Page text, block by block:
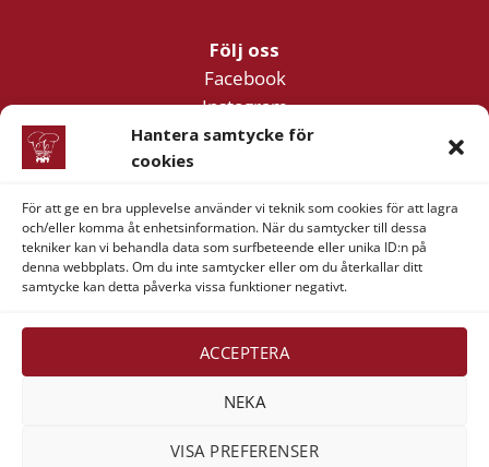
Hantera samtycke för
cookies
För att ge en bra upplevelse använder vi teknik som cookies för att lagra
och/eller komma åt enhetsinformation. När du samtycker till dessa
tekniker kan vi behandla data som surfbeteende eller unika ID:n på
denna webbplats. Om du inte samtycker eller om du återkallar ditt
samtycke kan detta påverka vissa funktioner negativt.
ACCEPTERA
NEKA
VISA PREFERENSER
Följ oss
Facebook
Instagram
YouTube
Företagsinformation
Verner & Verner Nordstan AB
Lilla Klädpressaregatan 11
Visa MasterCardAmerican